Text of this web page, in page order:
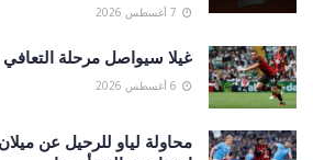
غيلا سيواصل مرحلة التعافي
محاولة لياو للرحيل عن